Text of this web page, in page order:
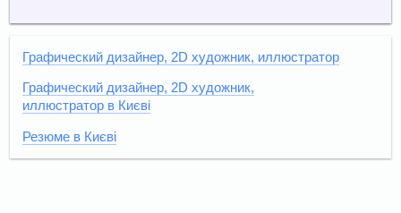
Графический дизайнер, 2D художник, иллюстратор
Графический дизайнер, 2D художник,
иллюстратор в Києві
Резюме в Києві